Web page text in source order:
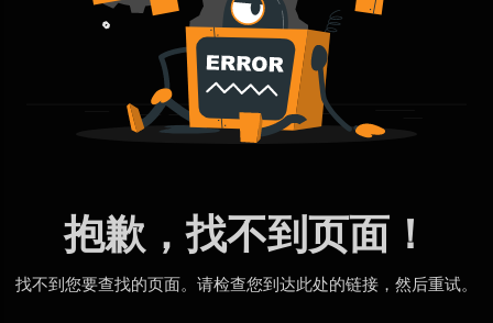
抱歉，找不到页面！
找不到您要查找的页面。请检查您到达此处的链接，然后重试。